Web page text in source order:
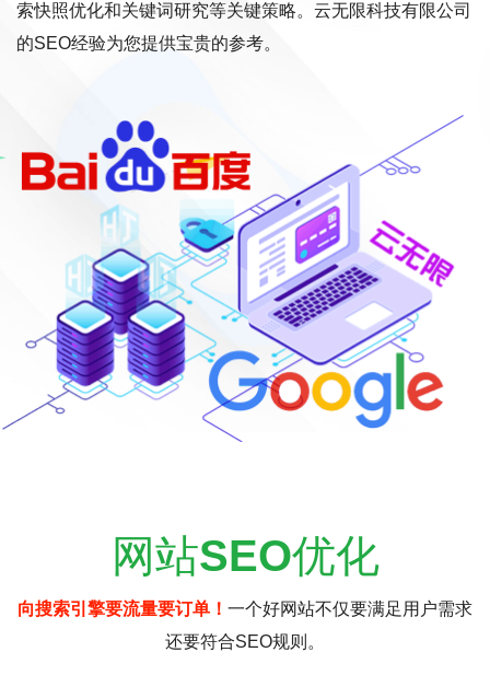
索快照优化和关键词研究等关键策略。云无限科技有限公司
的SEO经验为您提供宝贵的参考。
网站SEO优化
向搜索引擎要流量要订单！ 一个好网站不仅要满足用户需求
还要符合SEO规则。